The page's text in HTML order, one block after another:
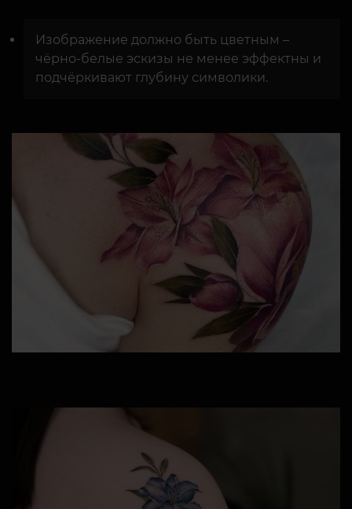
Изображение должно быть цветным –
чёрно-белые эскизы не менее эффектны и
подчёркивают глубину символики.